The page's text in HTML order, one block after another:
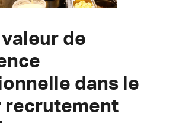
de
dans le
recrutement